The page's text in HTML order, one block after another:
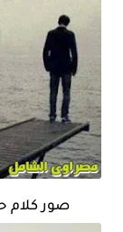
صور كلام حلو 2022 كلام جميل